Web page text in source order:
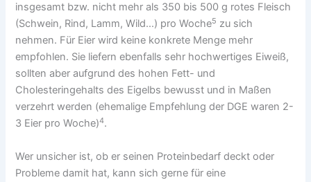
insgesamt bzw. nicht mehr als 350 bis 500 g rotes Fleisch
(Schwein, Rind, Lamm, Wild…) pro Woche5 zu sich
nehmen. Für Eier wird keine konkrete Menge mehr
empfohlen. Sie liefern ebenfalls sehr hochwertiges Eiweiß,
sollten aber aufgrund des hohen Fett- und
Cholesteringehalts des Eigelbs bewusst und in Maßen
verzehrt werden (ehemalige Empfehlung der DGE waren 2-
3 Eier pro Woche)4.
Wer unsicher ist, ob er seinen Proteinbedarf deckt oder
Probleme damit hat, kann sich gerne für eine